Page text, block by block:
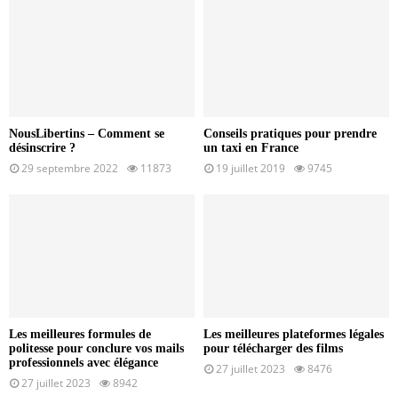
NousLibertins – Comment se
désinscrire ?
29 septembre 2022 11873
Conseils pratiques pour prendre
un taxi en France
19 juillet 2019 9745
Les meilleures formules de
politesse pour conclure vos mails
professionnels avec élégance
27 juillet 2023 8942
Les meilleures plateformes légales
pour télécharger des films
27 juillet 2023 8476